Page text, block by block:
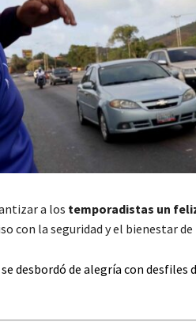
a los temporadistas un
con la seguridad y el bienestar
desbordó de alegría con desfiles